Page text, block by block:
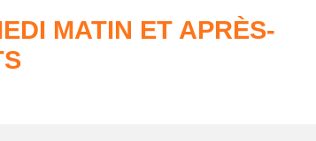
MATIN ET APRÈS-